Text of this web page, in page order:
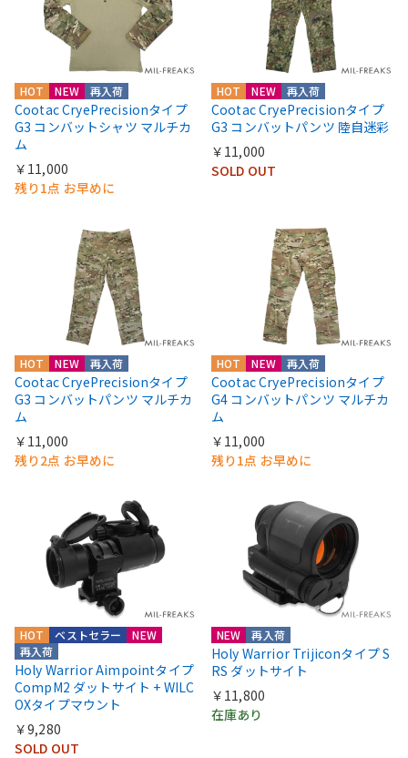
HOT NEW 再入荷
Cootac CryePrecisionタイプ
G3 コンバットシャツ マルチカ
ム
￥11,000
残り1点 お早めに
HOT NEW 再入荷
Cootac CryePrecisionタイプ
G3 コンバットパンツ 陸自迷彩
￥11,000
SOLD OUT
HOT NEW 再入荷
Cootac CryePrecisionタイプ
G3 コンバットパンツ マルチカ
ム
￥11,000
残り2点 お早めに
HOT NEW 再入荷
Cootac CryePrecisionタイプ
G4 コンバットパンツ マルチカ
ム
￥11,000
残り1点 お早めに
HOT
NEW
再入荷
ベストセラー
Holy Warrior Aimpointタイプ
CompM2 ダットサイト + WILC
OXタイプマウント
￥9,280
SOLD OUT
NEW 再入荷
Holy Warrior Trijiconタイプ S
RS ダットサイト
￥11,800
在庫あり